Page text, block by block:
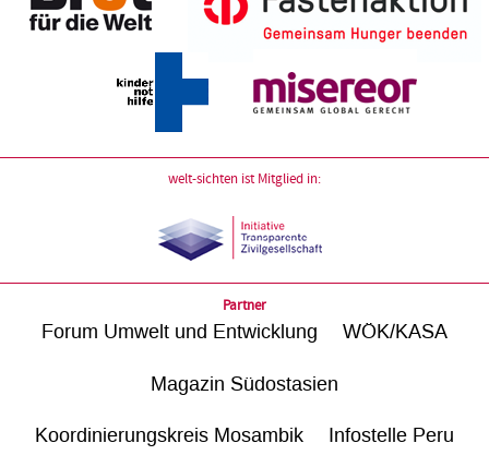
welt-sichten ist Mitglied in:
Partner
Forum Umwelt und Entwicklung WÖK/KASA
Magazin Südostasien
Koordinierungskreis Mosambik Infostelle Peru